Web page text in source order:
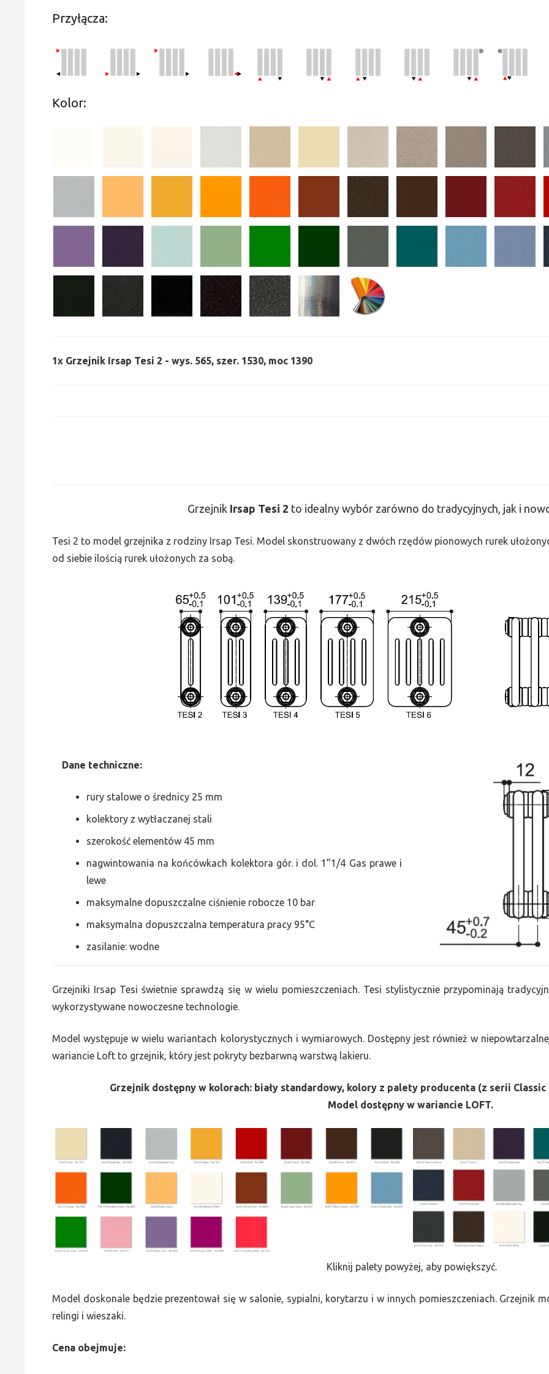
Przyłącza:
Kolor:
1x Grzejnik Irsap Tesi 2 - wys. 565, szer. 1530, moc 1390
Grzejnik Irsap Tesi 2 to idealny wybór zarówno do tradycyjnych, jak i
Tesi 2 to model grzejnika z rodziny Irsap Tesi. Model skonstruowany z dwóch rzędów pionowych rurek
od siebie ilością rurek ułożonych za sobą.
Dane techniczne:
rury stalowe o średnicy 25 mm
kolektory z wytłaczanej stali
szerokość elementów 45 mm
nagwintowania na końcówkach kolektora gór. i dol. 1”1/4 Gas prawe i
lewe
maksymalne dopuszczalne ciśnienie robocze 10 bar
maksymalna dopuszczalna temperatura pracy 95°C
zasilanie: wodne
Grzejniki Irsap Tesi świetnie sprawdzą się w wielu pomieszczeniach. Tesi stylistycznie przypominają
wykorzystywane nowoczesne technologie.
Model występuje w wielu wariantach kolorystycznych i wymiarowych. Dostępny jest również w
wariancie Loft to grzejnik, który jest pokryty bezbarwną warstwą lakieru.
Grzejnik dostępny w kolorach: biały standardowy, kolory z palety producenta (z serii
Model dostępny w wariancie LOFT.
Kliknij palety powyżej, aby powiększyć.
Model doskonale będzie prezentował się w salonie, sypialni, korytarzu i w innych pomieszczeniach. Grzejnik
relingi i wieszaki.
Cena obejmuje: